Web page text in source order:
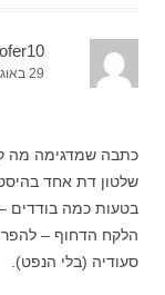
ofer10
29 באוגוסט 2014 בשעה 12:39
כתבה שמדגימה מה
שלטון דת אחד
הלקח הדחוף –
סעודיה (בלי הנפט).